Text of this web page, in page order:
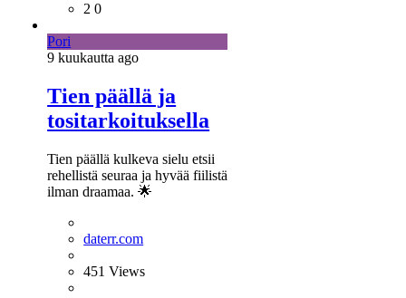
2 0
Pori
9 kuukauttaago
Tien päällä ja
tositarkoituksella
Tien päällä kulkeva sielu etsii
rehellistä seuraa ja hyvää fiilistä
ilman draamaa. 🌟
daterr.com
451Views